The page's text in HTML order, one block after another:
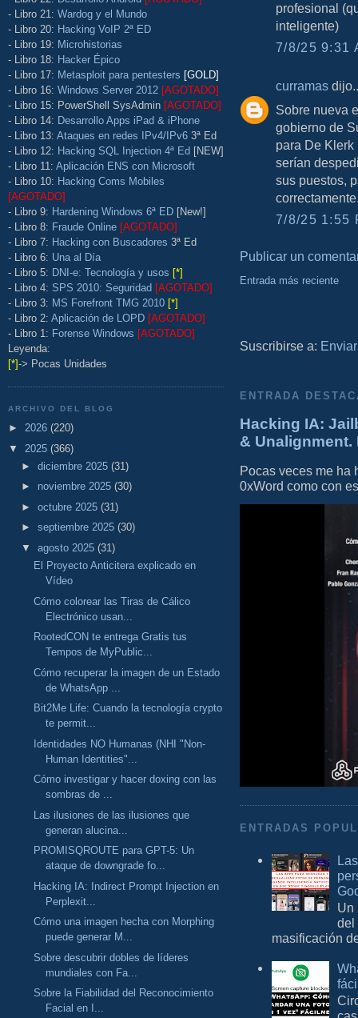
- Libro 21: Wardog y el Mundo
- Libro 20: Hacking VoIP 2ª ED
- Libro 19: Microhistorias
- Libro 18: Hacker Épico
- Libro 17: Metasploit para pentesters [GOLD]
- Libro 16: Windows Server 2012 [AGOTADO]
- Libro 15: PowerShell SysAdmin [AGOTADO]
- Libro 14: Desarrollo Apps iPad & iPhone
- Libro 13: Ataques en redes IPv4/IPv6 3ª Ed
- Libro 12: Hacking SQL Injection 4ª Ed [NEW]
- Libro 11: Aplicación ENS con Microsoft
- Libro 10: Hacking Coms Mobiles
[AGOTADO]
- Libro 9: Hardening Windows 6ª ED [New!]
- Libro 8: Fraude Online [AGOTADO]
- Libro 7: Hacking con Buscadores 3ª Ed
- Libro 6: Una al Día
- Libro 5: DNI-e: Tecnología y usos [*]
- Libro 4: SPS 2010: Seguridad [AGOTADO]
- Libro 3: MS Forefront TMG 2010 [*]
- Libro 2: Aplicación de LOPD [AGOTADO]
- Libro 1: Forense Windows [AGOTADO]
Leyenda:
[*]-> Pocas Unidades
ARCHIVO DEL BLOG
► 2026 (220)
▼ 2025 (366)
► diciembre 2025 (31)
► noviembre 2025 (30)
► octubre 2025 (31)
► septiembre 2025 (30)
▼ agosto 2025 (31)
El Proyecto Anticitera explicado en
Vídeo
Cómo colorear las Tiras de Cálico
Electrónico usan...
RootedCON te entrega Gratis tus
Tempos de MyPublic...
Cómo recuperar la imagen de un Estado
de WhatsApp ...
Bit2Me Life: Cuando la tecnología crypto
te permit...
Identidades NO Humanas (NHI "Non-
Human Identities"...
Cómo investigar y hacer doxing con las
sombras de ...
Las ilusiones de las ilusiones que
generan alucina...
PROMISQROUTE para GPT-5: Un
ataque de downgrade fo...
Hacking IA: Indirect Prompt Injection en
Perplexit...
Cómo una imagen hecha con Morphing
puede generar M...
Sobre descubrir dobles de líderes
mundiales con Fa...
Sobre la Fiabilidad del Reconocimiento
Facial en I...
profesional
inteligente)
7/8/25 9:31
curramas
Sobre nueva
gobierno de
para De
serían
sus puestos,
7/8/25 1:55
Publicar un
Entrada más reciente
Suscribirse a:
ENTRADA
Hacking IA:
&
Pocas veces me ha
0xWord como con
ENTRADAS
Un
del
masificación